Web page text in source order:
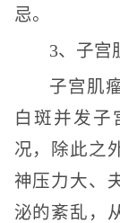
忌。
3、子宫
子宫肌
白斑并发子
况，除此之
神压力大、
泌的紊乱，